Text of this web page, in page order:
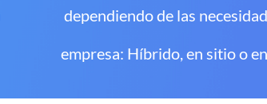
dependiendo de las
empresa: Híbrido, en sitio o